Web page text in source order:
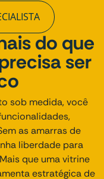
do que
ser
sob medida, você
as amarras de
liberdade para
que uma vitrine
estratégica de